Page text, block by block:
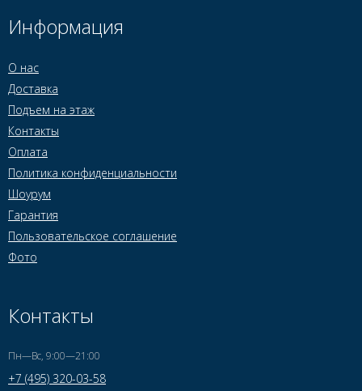
Информация
О нас
Доставка
Подъем на этаж
Контакты
Оплата
Политика конфиденциальности
Шоурум
Гарантия
Пользовательское соглашение
Фото
Контакты
Пн—Вс, 9:00—21:00
+7 (495) 320-03-58